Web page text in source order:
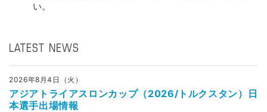
い。
LATEST NEWS
2026年8月4日（火）
アジアトライアスロンカップ（2026/トルクスタン）日
本選手出場情報